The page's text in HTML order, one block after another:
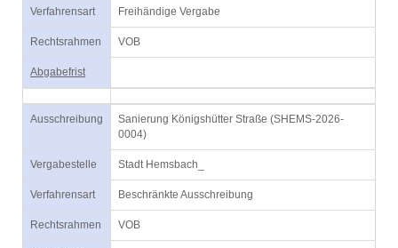
Verfahrensart Freihändige Vergabe
Rechtsrahmen VOB
Abgabefrist
Ausschreibung
Sanierung Königshütter Straße (SHEMS-2026-
0004)
Vergabestelle Stadt Hemsbach_
Verfahrensart Beschränkte Ausschreibung
Rechtsrahmen VOB